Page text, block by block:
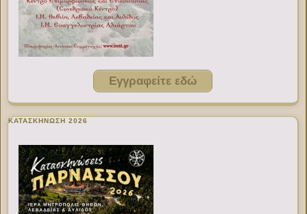
Εγγραφείτε εδώ
ΚΑΤΑΣΚΗΝΩΣΗ 2026